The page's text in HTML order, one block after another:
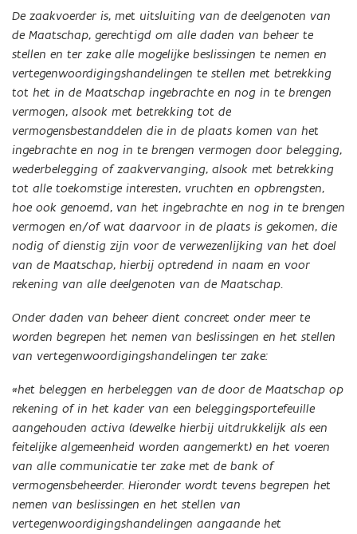
De zaakvoerder is, met uitsluiting van de deelgenoten van
de Maatschap, gerechtigd om alle daden van beheer te
stellen en ter zake alle mogelijke beslissingen te nemen en
vertegenwoordigingshandelingen te stellen met betrekking
tot het in de Maatschap ingebrachte en nog in te brengen
vermogen, alsook met betrekking tot de
vermogensbestanddelen die in de plaats komen van het
ingebrachte en nog in te brengen vermogen door belegging,
wederbelegging of zaakvervanging, alsook met betrekking
tot alle toekomstige interesten, vruchten en opbrengsten,
hoe ook genoemd, van het ingebrachte en nog in te brengen
vermogen en/of wat daarvoor in de plaats is gekomen, die
nodig of dienstig zijn voor de verwezenlijking van het doel
van de Maatschap, hierbij optredend in naam en voor
rekening van alle deelgenoten van de Maatschap.
Onder daden van beheer dient concreet onder meer te
worden begrepen het nemen van beslissingen en het stellen
van vertegenwoordigingshandelingen ter zake:
*het beleggen en herbeleggen van de door de Maatschap op
rekening of in het kader van een beleggingsportefeuille
aangehouden activa (dewelke hierbij uitdrukkelijk als een
feitelijke algemeenheid worden aangemerkt) en het voeren
van alle communicatie ter zake met de bank of
vermogensbeheerder. Hieronder wordt tevens begrepen het
nemen van beslissingen en het stellen van
vertegenwoordigingshandelingen aangaande het